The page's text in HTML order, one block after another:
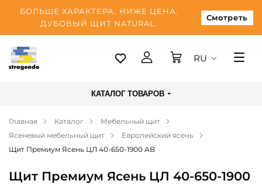
БОЛЬШЕ ХАРАКТЕРА, НИЖЕ ЦЕНА.
ДУБОВЫЙ ЩИТ NATURAL.
Смотреть
Таллинн
Оплата
О нас
Блог
RU
КАТАЛОГ ТОВАРОВ
Главная Каталог
Мебельный щит
Ясеневый мебельный щит
Европейский ясень
Щит Премиум Ясень ЦЛ 40-650-1900 AB
Щит Премиум Ясень ЦЛ 40-650-1900